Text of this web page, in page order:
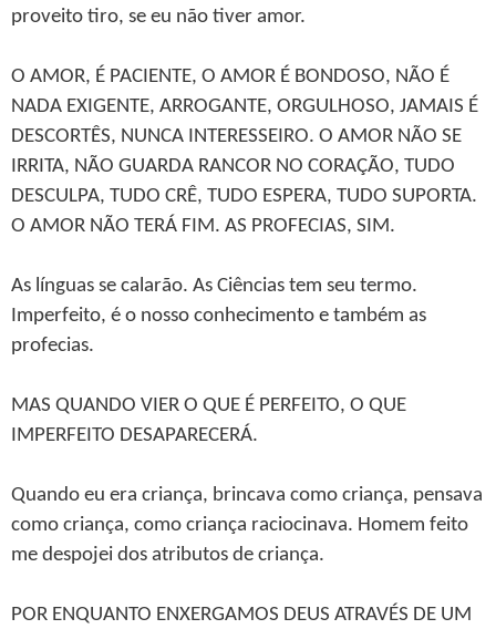
proveito tiro, se eu não tiver amor.
O AMOR, É PACIENTE, O AMOR É BONDOSO, NÃO É
NADA EXIGENTE, ARROGANTE, ORGULHOSO, JAMAIS É
DESCORTÊS, NUNCA INTERESSEIRO. O AMOR NÃO SE
IRRITA, NÃO GUARDA RANCOR NO CORAÇÃO, TUDO
DESCULPA, TUDO CRÊ, TUDO ESPERA, TUDO SUPORTA.
O AMOR NÃO TERÁ FIM. AS PROFECIAS, SIM.
As línguas se calarão. As Ciências tem seu termo.
Imperfeito, é o nosso conhecimento e também as
profecias.
MAS QUANDO VIER O QUE É PERFEITO, O QUE
IMPERFEITO DESAPARECERÁ.
Quando eu era criança, brincava como criança, pensava
como criança, como criança raciocinava. Homem feito
me despojei dos atributos de criança.
POR ENQUANTO ENXERGAMOS DEUS ATRAVÉS DE UM